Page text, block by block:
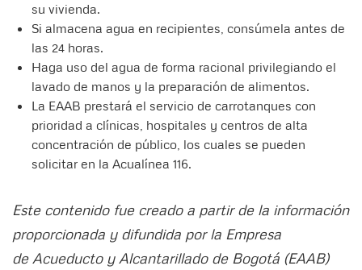
su vivienda.
Si almacena agua en recipientes, consúmela antes de
las 24 horas.
Haga uso del agua de forma racional privilegiando el
lavado de manos y la preparación de alimentos.
La EAAB prestará el servicio de carrotanques con
prioridad a clínicas, hospitales y centros de alta
concentración de público, los cuales se pueden
solicitar en la Acualínea 116.
Este contenido fue creado a partir de la información
proporcionada y difundida por la Empresa
de Acueducto y Alcantarillado de Bogotá (EAAB)